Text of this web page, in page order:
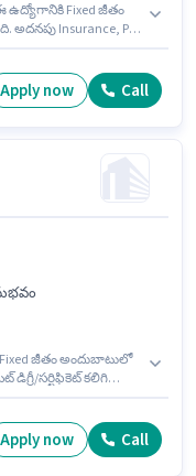
ఉద్యోగానికి Fixed జీతం
Insurance, PF
Licence, Aadhar
Apply now Call
జీతం అందుబాటులో
డిగ్రీ/సర్టిఫికెట్ కలిగి
Apply now Call